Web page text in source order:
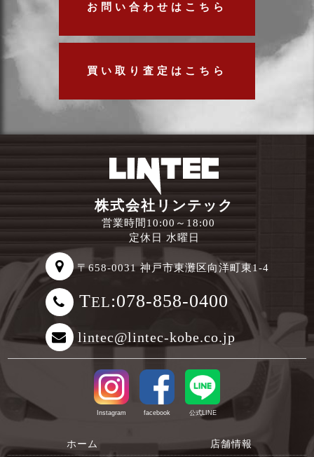
お問い合わせはこちら
買い取り査定はこちら
株式会社リンテック
営業時間10:00～18:00
定休日 水曜日
〒658-0031 神戸市東灘区向洋町東1-4
TEL:078-858-0400
lintec@lintec-kobe.co.jp
Instagram facebook 公式LINE
ホーム 店舗情報